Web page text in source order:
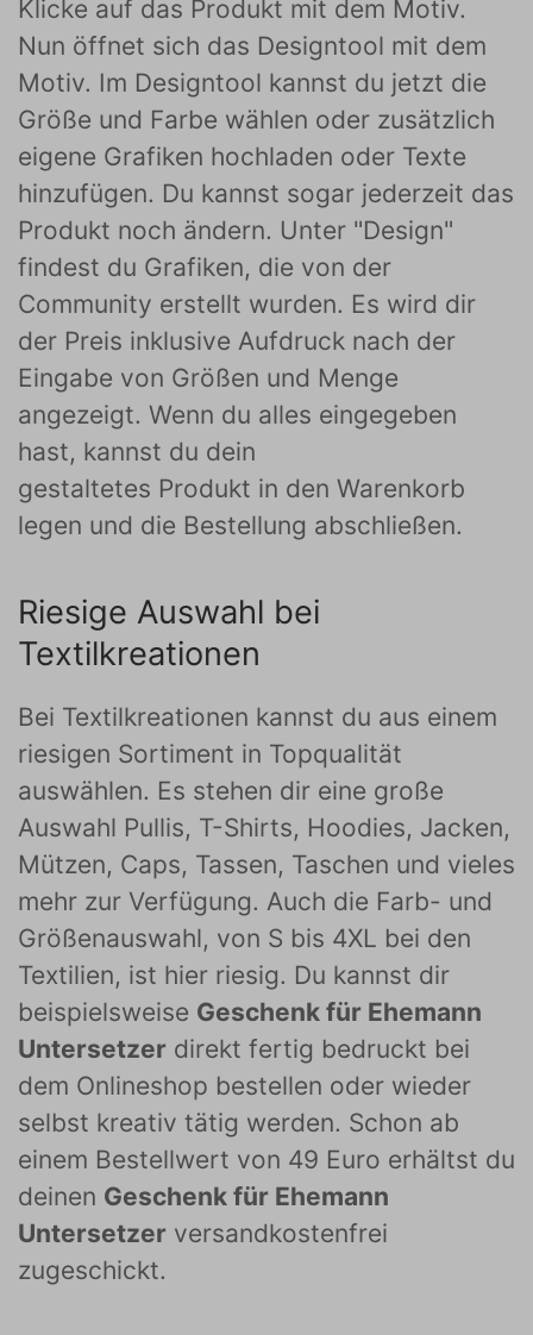
Klicke auf das Produkt mit dem Motiv.
Nun öffnet sich das Designtool mit dem
Motiv. Im Designtool kannst du jetzt die
Größe und Farbe wählen oder zusätzlich
eigene Grafiken hochladen oder Texte
hinzufügen. Du kannst sogar jederzeit das
Produkt noch ändern. Unter "Design"
findest du Grafiken, die von der
Community erstellt wurden. Es wird dir
der Preis inklusive Aufdruck nach der
Eingabe von Größen und Menge
angezeigt. Wenn du alles eingegeben
hast, kannst du dein
gestaltetes Produkt in den Warenkorb
legen und die Bestellung abschließen.
Riesige Auswahl bei
Textilkreationen
Bei Textilkreationen kannst du aus einem
riesigen Sortiment in Topqualität
auswählen. Es stehen dir eine große
Auswahl Pullis, T-Shirts, Hoodies, Jacken,
Mützen, Caps, Tassen, Taschen und vieles
mehr zur Verfügung. Auch die Farb- und
Größenauswahl, von S bis 4XL bei den
Textilien, ist hier riesig. Du kannst dir
beispielsweise Geschenk für Ehemann
Untersetzer direkt fertig bedruckt bei
dem Onlineshop bestellen oder wieder
selbst kreativ tätig werden. Schon ab
einem Bestellwert von 49 Euro erhältst du
deinen Geschenk für Ehemann
Untersetzer versandkostenfrei
zugeschickt.